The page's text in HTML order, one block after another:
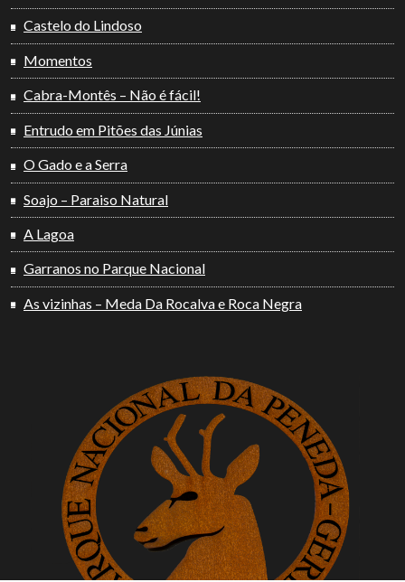
Castelo do Lindoso
Momentos
Cabra-Montês – Não é fácil!
Entrudo em Pitões das Júnias
O Gado e a Serra
Soajo – Paraiso Natural
A Lagoa
Garranos no Parque Nacional
As vizinhas – Meda Da Rocalva e Roca Negra